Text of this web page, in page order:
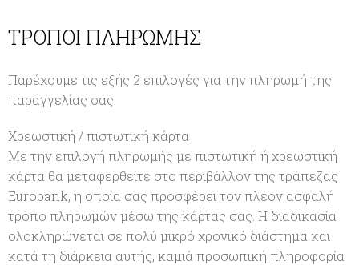
ΤΡΟΠΟΙ ΠΛΗΡΩΜΗΣ
Παρέχουμε τις εξής 2 επιλογές για την πληρωμή της
παραγγελίας σας:
Χρεωστική / πιστωτική κάρτα
Με την επιλογή πληρωμής με πιστωτική ή χρεωστική
κάρτα θα μεταφερθείτε στο περιβάλλον της τράπεζας
Eurobank, η οποία σας προσφέρει τον πλέον ασφαλή
τρόπο πληρωμών μέσω της κάρτας σας. Η διαδικασία
ολοκληρώνεται σε πολύ μικρό χρονικό διάστημα και
κατά τη διάρκεια αυτής, καμιά προσωπική πληροφορία